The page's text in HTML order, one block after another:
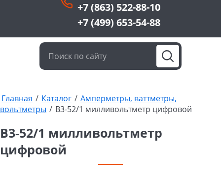
+7 (863) 522-88-10
+7 (499) 653-54-88
Главная / Каталог / Амперметры, ваттметры,
вольтметры / B3-52/1 милливольтметр цифровой
B3-52/1 милливольтметр
цифровой